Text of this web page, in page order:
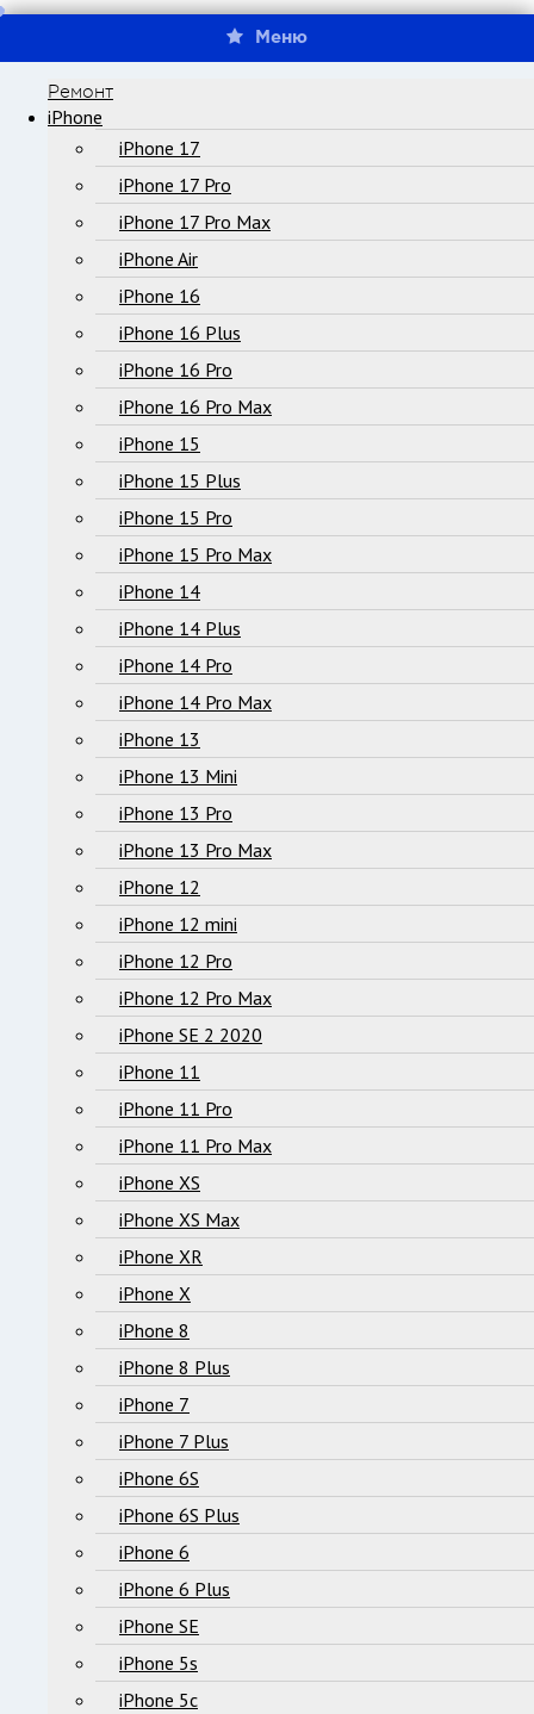
Меню
Ремонт
iPhone
iPhone 17
iPhone 17 Pro
iPhone 17 Pro Max
iPhone Air
iPhone 16
iPhone 16 Plus
iPhone 16 Pro
iPhone 16 Pro Max
iPhone 15
iPhone 15 Plus
iPhone 15 Pro
iPhone 15 Pro Max
iPhone 14
iPhone 14 Plus
iPhone 14 Pro
iPhone 14 Pro Max
iPhone 13
iPhone 13 Mini
iPhone 13 Pro
iPhone 13 Pro Max
iPhone 12
iPhone 12 mini
iPhone 12 Pro
iPhone 12 Pro Max
iPhone SE 2 2020
iPhone 11
iPhone 11 Pro
iPhone 11 Pro Max
iPhone XS
iPhone XS Max
iPhone XR
iPhone X
iPhone 8
iPhone 8 Plus
iPhone 7
iPhone 7 Plus
iPhone 6S
iPhone 6S Plus
iPhone 6
iPhone 6 Plus
iPhone SE
iPhone 5s
iPhone 5c